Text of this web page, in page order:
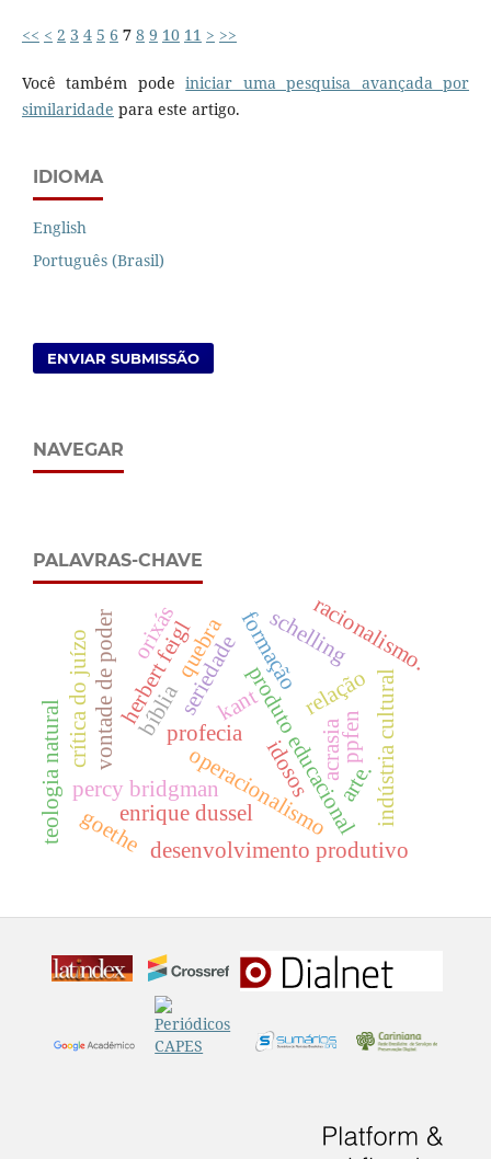
<< < 2 3 4 5 6 7 8 9 10 11 > >>
Você também podeiniciar uma pesquisa avançada por
similaridade para este artigo.
IDIOMA
English
Português (Brasil)
ENVIAR SUBMISSÃO
NAVEGAR
PALAVRAS-CHAVE
kant
herbert feigl
bíbliaprofeciaproduto educacional
relação
vontade de poder acrasia
desenvolvimento produtivo
formação
indústria cultural
operacionalismo
percy bridgman idosos
enrique dussel
arte.
schellingracionalismo.
teologia natural goethe
crítica do juízo seriedade
quebra
ppfen
orixás